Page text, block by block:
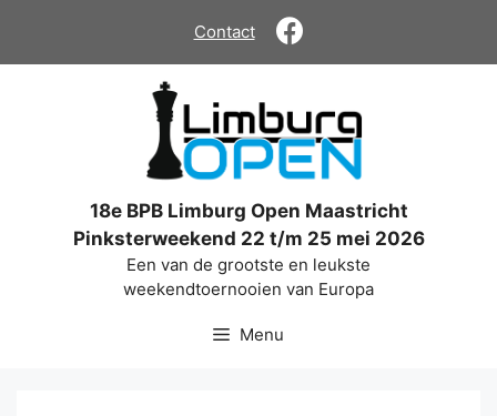
de
Contact
18e BPB Limburg Open Maastricht
Pinksterweekend 22 t/m 25 mei 2026
Een van de grootste en leukste
weekendtoernooien van Europa
Menu